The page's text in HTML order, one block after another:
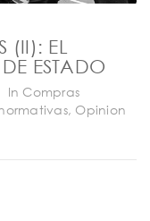
(II): EL
ESTADO
In Compras
, Opinion